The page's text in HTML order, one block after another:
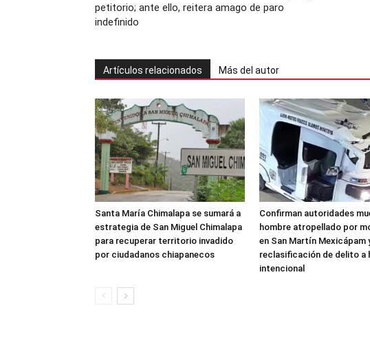
petitorio; ante ello, reitera amago de paro
indefinido
Artículos relacionados Más del autor
Santa María Chimalapa se sumará a
estrategia de San Miguel Chimalapa
para recuperar territorio invadido
por ciudadanos chiapanecos
Confirman autoridades
hombre atropellado por
en San Martín Mexicápam
reclasificación de delito a
intencional